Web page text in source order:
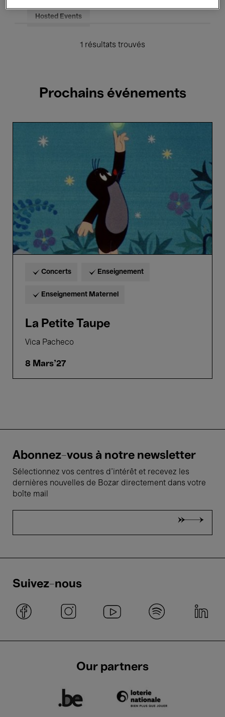
Hosted Events
1 résultats trouvés
Prochains événements
Concerts Enseignement
Enseignement Maternel
La Petite Taupe
Vica Pacheco
8 Mars'27
Abonnez-vous à notre newsletter
Sélectionnez vos centres d'intérêt et recevez les
dernières nouvelles de Bozar directement dans votre
boîte mail
Suivez-nous
Our partners